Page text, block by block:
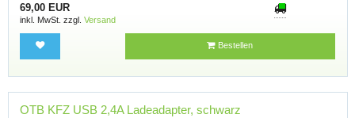
69,00 EUR
inkl. MwSt. zzgl. Versand
Bestellen
OTB KFZ USB 2,4A Ladeadapter, schwarz